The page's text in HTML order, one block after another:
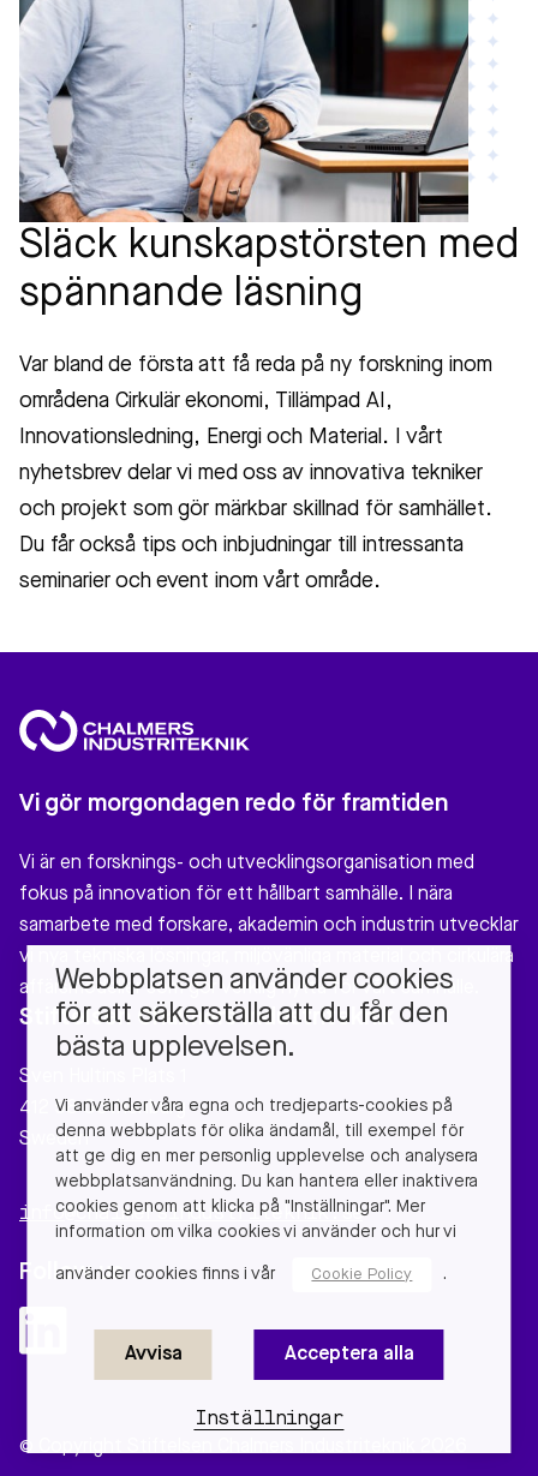
Släck kunskapstörsten med
spännande läsning
Var bland de första att få reda på ny forskning inom
områdena Cirkulär ekonomi, Tillämpad AI,
Innovationsledning, Energi och Material. I vårt
nyhetsbrev delar vi med oss av innovativa tekniker
och projekt som gör märkbar skillnad för samhället.
Du får också tips och inbjudningar till intressanta
seminarier och event inom vårt område.
Vi gör morgondagen redo för framtiden
Vi är en forsknings- och utvecklingsorganisation med
fokus på innovation för ett hållbart samhälle. I nära
samarbete med forskare, akademin och industrin utvecklar
vi nya tekniska lösningar, miljövänliga material och cirkulära
affärsmodeller som gör verklig nytta för vårt samhälle.
Stiftelsen Chalmers Industriteknik
Sven Hultins Plats 1
412 58 Gothenburg
Sweden
info@chalmersindustriteknik.se
Follow us
© Copyright Stiftelsen Chalmers Industriteknik 2026
Webbplatsen använder cookies
för att säkerställa att du får den
bästa upplevelsen.
Vi använder våra egna och tredjeparts-cookies på
denna webbplats för olika ändamål, till exempel för
att ge dig en mer personlig upplevelse och analysera
webbplatsanvändning. Du kan hantera eller inaktivera
cookies genom att klicka på "Inställningar". Mer
information om vilka cookies vi använder och hur vi
använder cookies finns i vår Cookie Policy .
Avvisa Acceptera alla
Inställningar